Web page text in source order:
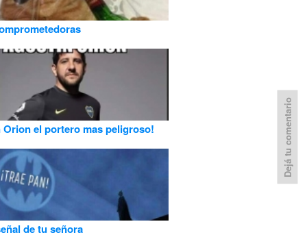
el portero mas peligroso!
de tu señora
Dejá tu comentario